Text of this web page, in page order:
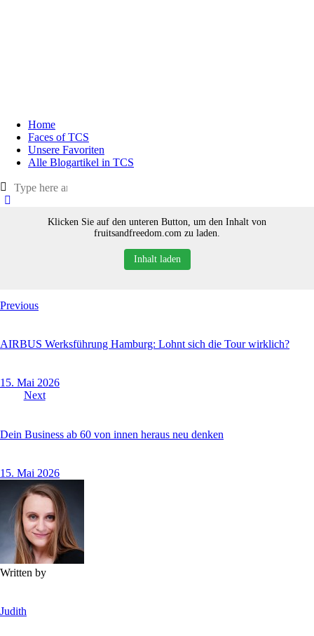
Home
Faces of TCS
Unsere Favoriten
Alle Blogartikel in TCS
Klicken Sie auf den unteren Button, um den Inhalt von
fruitsandfreedom.com zu laden.
Inhalt laden
Previous
AIRBUS Werksführung Hamburg: Lohnt sich die Tour wirklich?
15. Mai 2026
Next
Dein Business ab 60 von innen heraus neu denken
15. Mai 2026
Written by
Judith